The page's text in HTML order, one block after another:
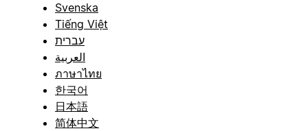
Svenska
Tiếng Việt
עברית
العربية
ภาษาไทย
한국어
日本語
简体中文